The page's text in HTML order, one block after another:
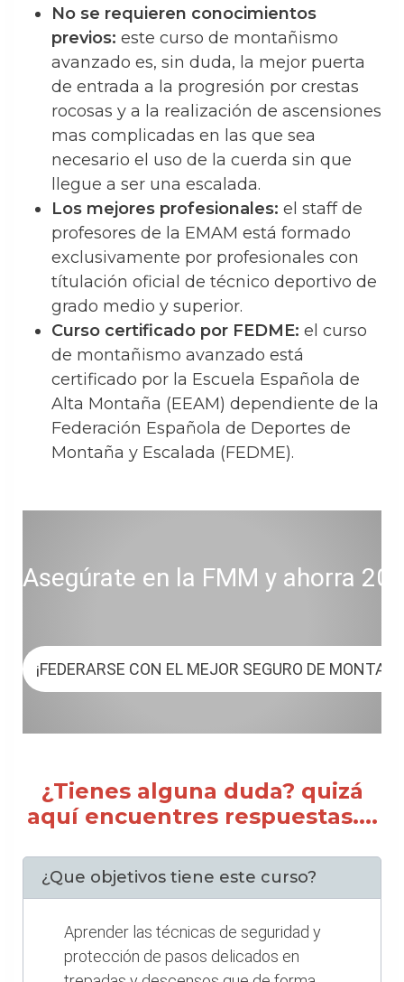
No se requieren conocimientos
previos: este curso de montañismo
avanzado es, sin duda, la mejor puerta
de entrada a la progresión por crestas
rocosas y a la realización de ascensiones
mas complicadas en las que sea
necesario el uso de la cuerda sin que
llegue a ser una escalada.
Los mejores profesionales: el staff de
profesores de la EMAM está formado
exclusivamente por profesionales con
títulación oficial de técnico deportivo de
grado medio y superior.
Curso certificado por FEDME: el curso
de montañismo avanzado está
certificado por la Escuela Española de
Alta Montaña (EEAM) dependiente de la
Federación Española de Deportes de
Montaña y Escalada (FEDME).
Asegúrate en la FMM y ahorra
¡FEDERARSE CON EL MEJOR SEGURO DE
¿Tienes alguna duda? quizá
aquí encuentres respuestas....
¿Que objetivos tiene este curso?
Aprender las técnicas de seguridad y
protección de pasos delicados en